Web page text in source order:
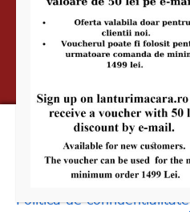
Noi și partenerii noștri
pentru a îmbunătăți
care îl utilizați și pentru
confidențialitate și puteți
Politica de confidentialitate